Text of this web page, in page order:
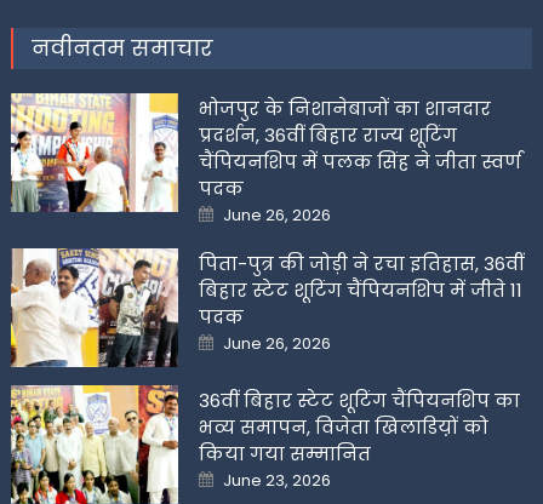
नवीनतम समाचार
भोजपुर के निशानेबाजों का शानदार
प्रदर्शन, 36वीं बिहार राज्य शूटिंग
चैंपियनशिप में पलक सिंह ने जीता स्वर्ण
पदक
Posted
on
June 26, 2026
पिता-पुत्र की जोड़ी ने रचा इतिहास, 36वीं
बिहार स्टेट शूटिंग चैंपियनशिप में जीते 11
पदक
Posted
on
June 26, 2026
36वीं बिहार स्टेट शूटिंग चैंपियनशिप का
भव्य समापन, विजेता खिलाडिय़ों को
किया गया सम्मानित
Posted
on
June 23, 2026